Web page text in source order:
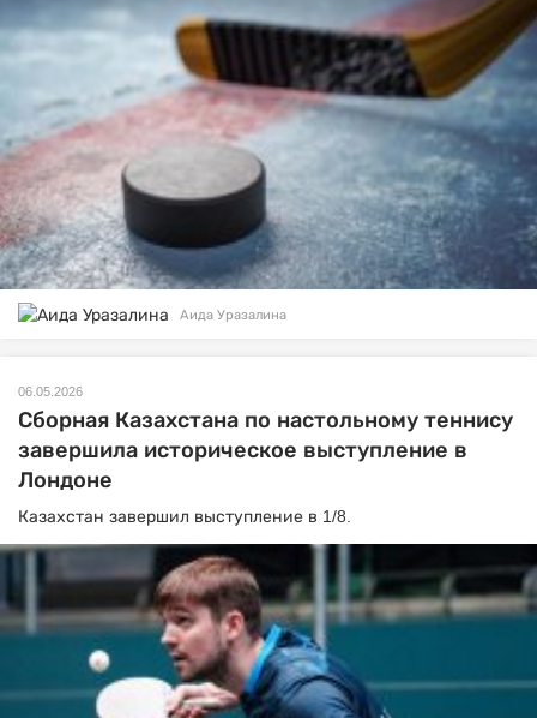
Аида Уразалина
06.05.2026
Сборная Казахстана по настольному теннису
завершила историческое выступление в
Лондоне
Казахстан завершил выступление в 1/8.